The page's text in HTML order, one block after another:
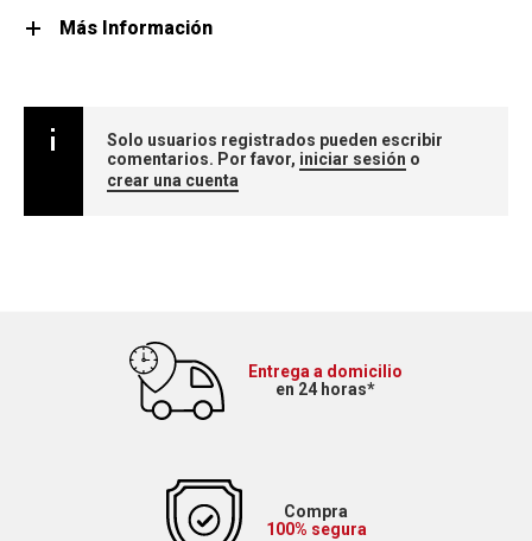
Más Información
Solo usuarios registrados pueden escribir
comentarios. Por favor, iniciar sesión o
crear una cuenta
Entrega a domicilio
en 24 horas*
Compra
100% segura